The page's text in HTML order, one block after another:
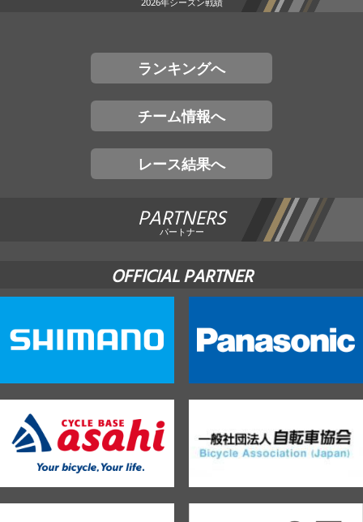
ランキングへ
チーム情報へ
レース結果へ
PARTNERS
パートナー
OFFICIAL PARTNER